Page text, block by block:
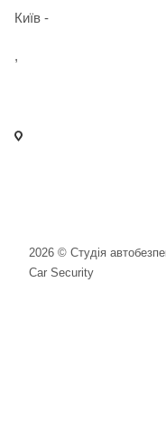
Київ -
,
2026 © Студія
Car Security